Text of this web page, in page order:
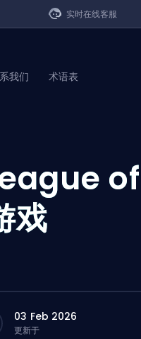
实时在线客服
我们 术语表
of
戏
03 Feb 2026
更新于